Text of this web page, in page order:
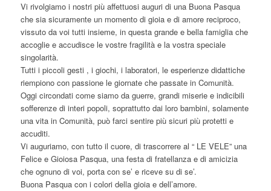
Vi rivolgiamo i nostri più affettuosi auguri di una Buona Pasqua
che sia sicuramente un momento di gioia e di amore reciproco,
vissuto da voi tutti insieme, in questa grande e bella famiglia che
accoglie e accudisce le vostre fragilità e la vostra speciale
singolarità.
Tutti i piccoli gesti , i giochi, i laboratori, le esperienze didattiche
riempiono con passione le giornate che passate in Comunità.
Oggi circondati come siamo da guerre, grandi miserie e indicibili
sofferenze di interi popoli, soprattutto dai loro bambini, solamente
una vita in Comunità, può farci sentire più sicuri più protetti e
accuditi.
Vi auguriamo, con tutto il cuore, di trascorrere al “ LE VELE” una
Felice e Gioiosa Pasqua, una festa di fratellanza e di amicizia
che ognuno di voi, porta con se’ e riceve su di se’.
Buona Pasqua con i colori della gioia e dell’amore.